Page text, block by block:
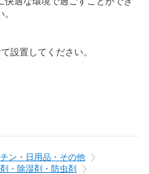
設置してください。
ン・日用品・その他
・除湿剤・防虫剤